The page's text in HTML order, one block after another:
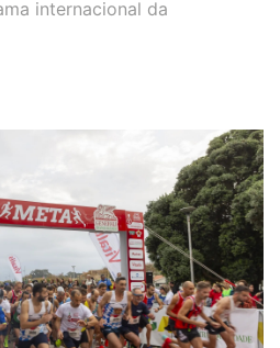
internacional da